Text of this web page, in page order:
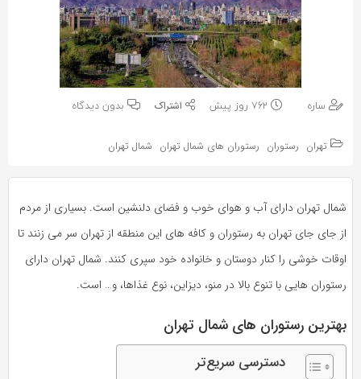
به
بگذارید.
لینک
ساره
به
بگذارید.
کپی
بدون دیدگاه
تهران رستوران رستوران های شمال تهران شمال تهران
شمال تهران دارای آب و هوای خوب و فضای دلنشین است. بسیاری از مردم
از جای جای تهران به رستوران و کافه های این منطقه از تهران سر می زنند تا
اوقات خوشی را کنار دوستان و خانواده خود سپری کنند. شمال تهران دارای
رستوران هایی با تنوع بالا در منو، دیزاین، نوع غذاها، و… است.
بهترین رستوران های شمال تهران
دسترسی سریع‌تر